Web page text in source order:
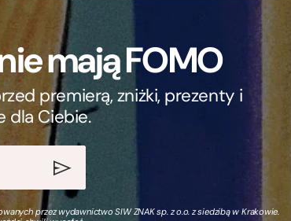
mają FOMO
premierą, zniżki, prezenty i
dla Ciebie.
przez wydawnictwo SIW ZNAK sp. z o.o. z siedzibą w Krakowie.